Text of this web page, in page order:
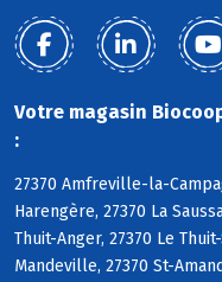
Votre magasin
:
27370 Amfreville-la-
Harengère, 27370 La
Thuit-Anger, 27370 Le
Mandeville, 27370 St-